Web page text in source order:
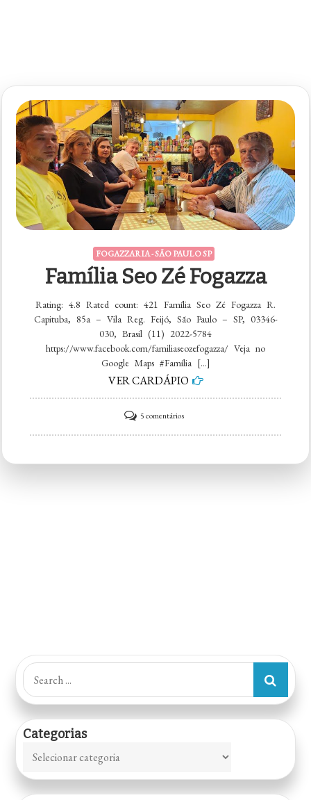
FOGAZZARIA - SÃO PAULO SP
Família Seo Zé Fogazza
Rating: 4.8 Rated count: 421 Família Seo Zé Fogazza R.
Capituba, 85a – Vila Reg. Feijó, São Paulo – SP, 03346-
030, Brasil (11) 2022-5784
https://www.facebook.com/familiaseozefogazza/ Veja no
Google Maps #Família […]
VER CARDÁPIO
5 comentáriosem
Família
Search
for:
Categorias
Categorias